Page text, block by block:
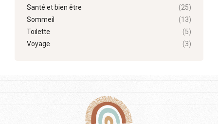
Santé et bien être
(25)
Sommeil
(13)
Toilette
(5)
Voyage
(3)